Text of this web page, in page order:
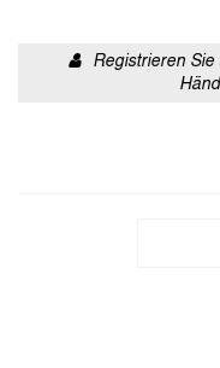
Registrieren Sie